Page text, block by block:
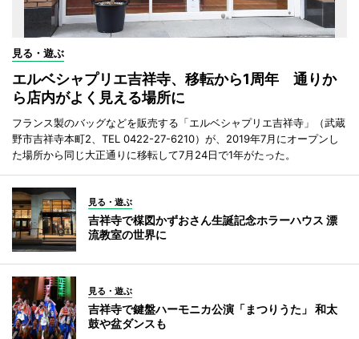
見る・遊ぶ
エルベシャプリエ吉祥寺、移転から1周年 通りか
ら店内がよく見える場所に
フランス製のバッグなどを販売する「エルベシャプリエ吉祥寺」（武蔵
野市吉祥寺本町2、TEL 0422-27-6210）が、2019年7月にオープンし
た場所から同じ大正通りに移転して7月24日で1年がたった。
見る・遊ぶ
吉祥寺で楳図かずおさん生誕記念ホラーハウス 漂
流教室の世界に
見る・遊ぶ
吉祥寺で鍵盤ハーモニカ公演「まつりうた」 和太
鼓や盆ダンスも